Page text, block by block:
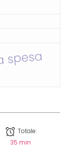
Totale:
35 min